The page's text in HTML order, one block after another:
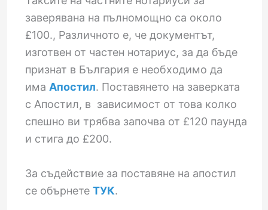
заверявана на пълномощно са около
£100., Различното е, че документът,
изготвен от частен нотариус, за да бъде
признат в България е необходимо да
има Апостил. Поставянето на заверката
с Апостил, в зависимост от това колко
спешно ви трябва започва от £120 паунда
и стига до £200.
За съдействие за поставяне на апостил
се обърнете ТУК.